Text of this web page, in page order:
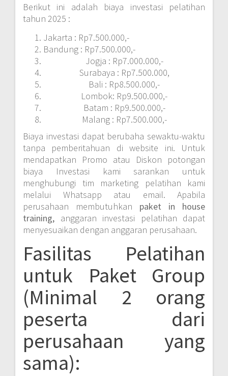
Berikut ini adalah biaya investasi pelatihan
tahun 2025 :
Jakarta : Rp7.500.000,-
Bandung : Rp7.500.000,-
Jogja : Rp7.000.000,-
Surabaya : Rp7.500.000,
Bali : Rp8.500.000,-
Lombok: Rp9.500.000,-
Batam : Rp9.500.000,-
Malang : Rp7.500.000,-
Biaya investasi dapat berubaha sewaktu-waktu
tanpa pemberitahuan di website ini. Untuk
mendapatkan Promo atau Diskon potongan
biaya Investasi kami sarankan untuk
menghubungi tim marketing pelatihan kami
melalui Whatsapp atau email. Apabila
perusahaan membutuhkan paket in house
training, anggaran investasi pelatihan dapat
menyesuaikan dengan anggaran perusahaan.
Fasilitas Pelatihan
untuk Paket Group
(Minimal 2 orang
peserta dari
perusahaan yang
sama):